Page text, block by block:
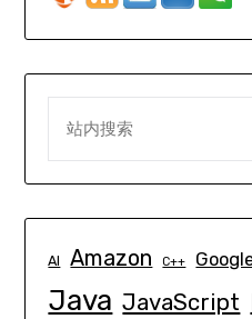
AI Amazon C++
Java JavaScript